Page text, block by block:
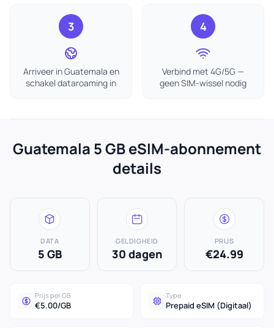
3
Arriveer in Guatemala en
schakel dataroaming in
4
Verbind met 4G/5G —
geen SIM-wissel nodig
Guatemala 5 GB eSIM-abonnement
details
DATA
5 GB
GELDIGHEID
30 dagen
PRIJS
€24.99
Prijs per GB
€5.00/GB
Type
Prepaid eSIM (Digitaal)